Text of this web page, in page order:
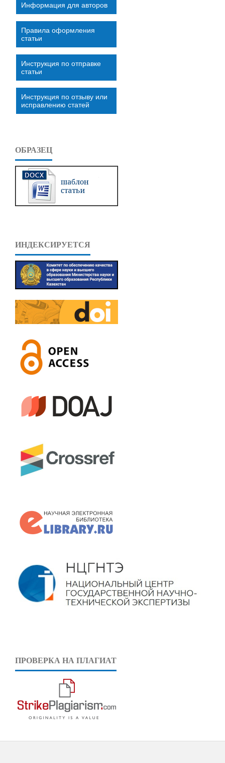
Информация для авторов
Правила оформления
статьи
Инструкция по отправке
статьи
Инструкция по отзыву или
исправлению статей
ОБРАЗЕЦ
ИНДЕКСИРУЕТСЯ
ПРОВЕРКА НА ПЛАГИАТ